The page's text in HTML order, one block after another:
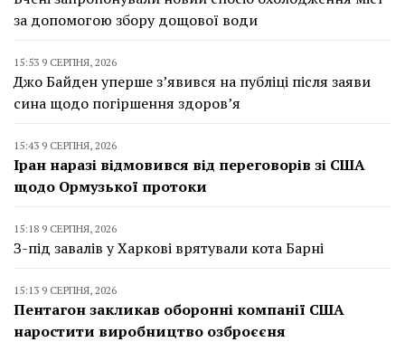
за допомогою збору дощової води
15:53 9 СЕРПНЯ, 2026
Джо Байден уперше з’явився на публіці після заяви
сина щодо погіршення здоров’я
15:43 9 СЕРПНЯ, 2026
Іран наразі відмовився від переговорів зі США
щодо Ормузької протоки
15:18 9 СЕРПНЯ, 2026
З-під завалів у Харкові врятували кота Барні
15:13 9 СЕРПНЯ, 2026
Пентагон закликав оборонні компанії США
наростити виробництво озброєєня